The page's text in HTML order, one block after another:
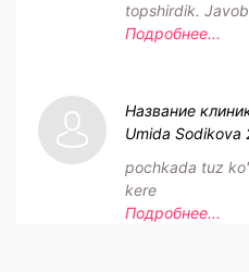
topshirdik.
Подробнее...
Название
Umida Sodikova
pochkada tuz
kere
Подробнее...